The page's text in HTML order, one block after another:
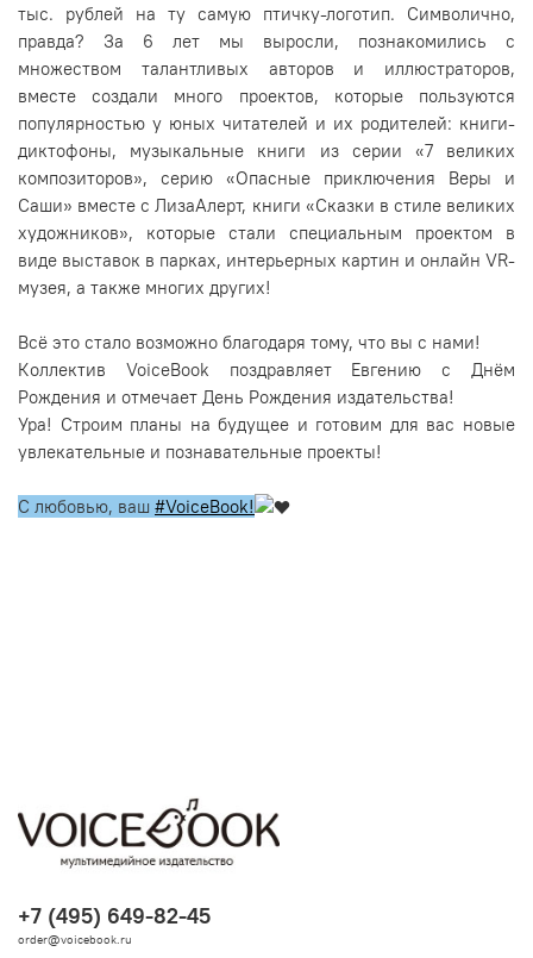
тыс. рублей на ту самую птичку-логотип. Символично,
правда? За 6 лет мы выросли, познакомились с
множеством талантливых авторов и иллюстраторов,
вместе создали много проектов, которые пользуются
популярностью у юных читателей и их родителей: книги-
диктофоны, музыкальные книги из серии «7 великих
композиторов», серию «Опасные приключения Веры и
Саши» вместе с ЛизаАлерт, книги «Сказки в стиле великих
художников», которые стали специальным проектом в
виде выставок в парках, интерьерных картин и онлайн VR-
музея, а также многих других!
Всё это стало возможно благодаря тому, что вы с нами!
Коллектив VoiceBook поздравляет Евгению с Днём
Рождения и отмечает День Рождения издательства!
Ура! Строим планы на будущее и готовим для вас новые
увлекательные и познавательные проекты!
С любовью, ваш #VoiceBook!
+7 (495) 649-82-45
order@voicebook.ru